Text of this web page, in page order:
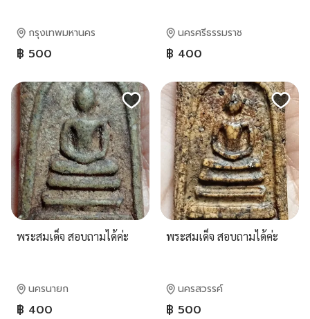
กรุงเทพมหานคร
฿ 500
นครศรีธรรมราช
฿ 400
พระสมเด็จ สอบถามได้ค่ะ
นครนายก
฿ 400
พระสมเด็จ สอบถามได้ค่ะ
นครสวรรค์
฿ 500